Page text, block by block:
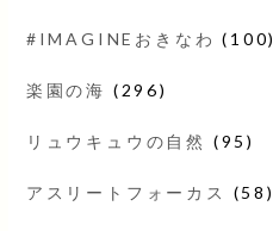
#IMAGINEおきなわ (100)
楽園の海 (296)
リュウキュウの自然 (95)
アスリートフォーカス (58)